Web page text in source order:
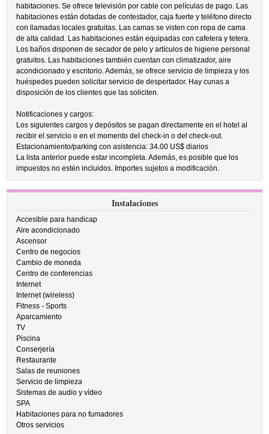
habitaciones. Se ofrece televisión por cable con películas de pago. Las
habitaciones están dotadas de contestador, caja fuerte y teléfono directo
con llamadas locales gratuitas. Las camas se visten con ropa de cama
de alta calidad. Las habitaciones están equipadas con cafetera y tetera.
Los baños disponen de secador de pelo y artículos de higiene personal
gratuitos. Las habitaciones también cuentan con climatizador, aire
acondicionado y escritorio. Además, se ofrece servicio de limpieza y los
huéspedes pueden solicitar servicio de despertador. Hay cunas a
disposición de los clientes que las soliciten.
Notificaciones y cargos:
Los siguientes cargos y depósitos se pagan directamente en el hotel al
recibir el servicio o en el momento del check-in o del check-out.
Estacionamiento/parking con asistencia: 34.00 US$ diarios
La lista anterior puede estar incompleta. Además, es posible que los
impuestos no estén incluidos. Importes sujetos a modificación.
Instalaciones
Accesible para handicap
Aire acondicionado
Ascensor
Centro de negocios
Cambio de moneda
Centro de conferencias
Internet
Internet (wireless)
Fitness - Sports
Aparcamiento
TV
Piscina
Conserjería
Restaurante
Salas de reuniones
Servicio de limpieza
Sistemas de audio y vídeo
SPA
Habitaciones para no fumadores
Otros servicios